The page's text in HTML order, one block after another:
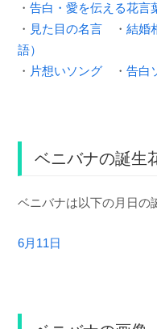
・ 告白・愛を伝える花言
・ 見た目の名言 ・ 結婚
語）
・ 片想いソング ・ 告白
ベニバナの誕生
ベニバナは以下の月日の
6月11日